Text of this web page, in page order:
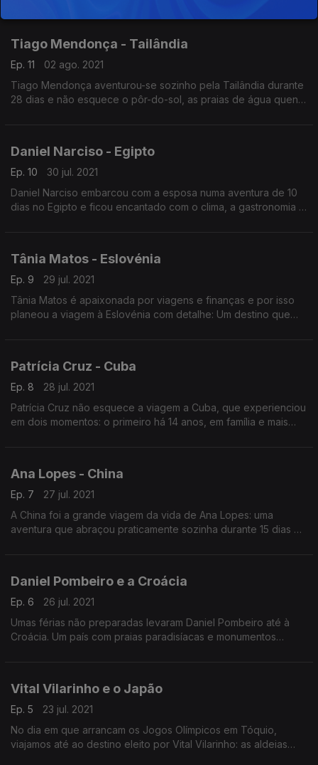
vanguardista e aoferta cultural.
Tiago Mendonça - Tailândia
Ep. 11
02 ago. 2021
Tiago Mendonça aventurou-se sozinho pela Tailândia durante
28 dias e não esquece o pôr-do-sol, as praias de água quente
Daniel Narciso - Egipto
Ep. 10
30 jul. 2021
Daniel Narciso embarcou com a esposa numa aventura de 10
dias no Egipto e ficou encantado com o clima, a gastronomia e
Tânia Matos - Eslovénia
Ep. 9
29 jul. 2021
Tânia Matos é apaixonada por viagens e finanças e por isso
planeou a viagem à Eslovénia com detalhe: Um destino que
Patrícia Cruz - Cuba
Ep. 8
28 jul. 2021
Patrícia Cruz não esquece a viagem a Cuba, que experienciou
em dois momentos: o primeiro há 14 anos, em família e mais
Ana Lopes - China
Ep. 7
27 jul. 2021
A China foi a grande viagem da vida de Ana Lopes: uma
aventura que abraçou praticamente sozinha durante 15 dias e
Daniel Pombeiro e a Croácia
Ep. 6
26 jul. 2021
Umas férias não preparadas levaram Daniel Pombeiro até à
Croácia. Um país com praias paradisíacas e monumentos
Vital Vilarinho e o Japão
Ep. 5
23 jul. 2021
No dia em que arrancam os Jogos Olímpicos em Tóquio,
viajamos até ao destino eleito por Vital Vilarinho: as aldeias